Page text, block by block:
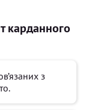
карданного
з